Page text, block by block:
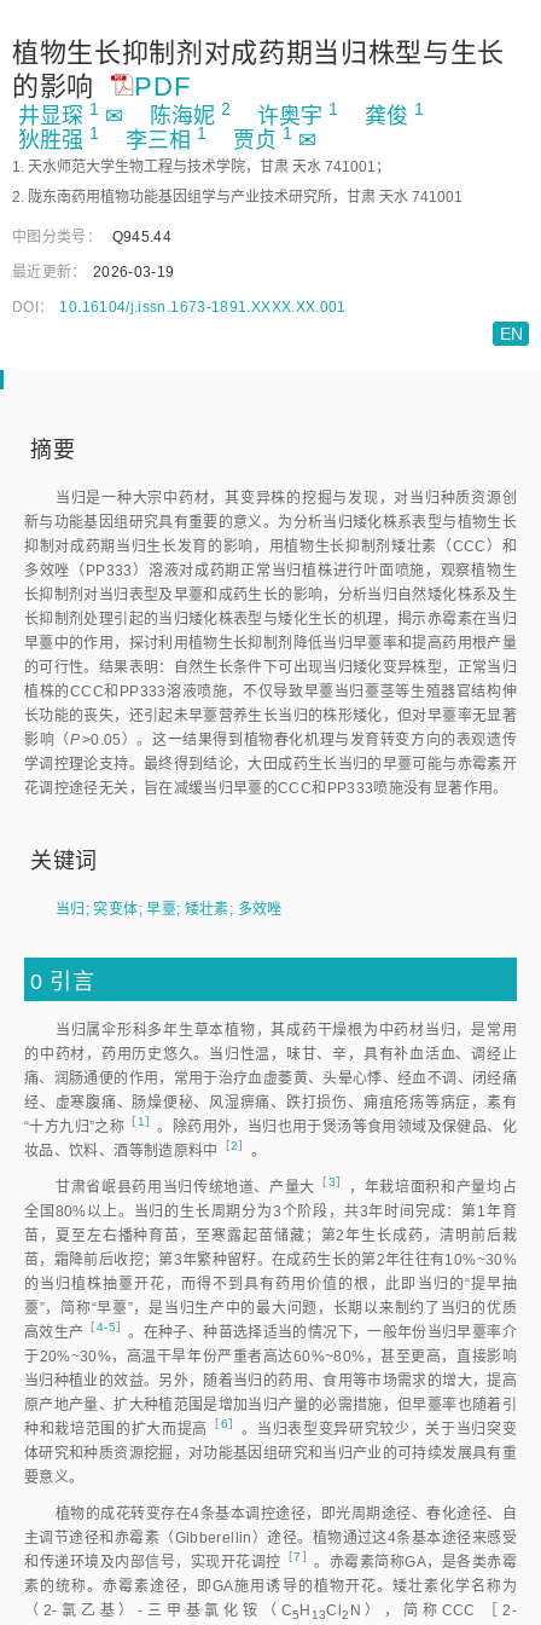
植物生长抑制剂对成药期当归株型与生长
的影响
PDF
井显琛 1 ✉ 陈海妮 2 许奥宇 1 龚俊 1
狄胜强 1 李三相 1 贾贞 1 ✉
1. 天水师范大学生物工程与技术学院，甘肃 天水 741001；
2. 陇东南药用植物功能基因组学与产业技术研究所，甘肃 天水 741001
中图分类号： Q945.44
最近更新： 2026-03-19
DOI： 10.16104/j.issn.1673-1891.XXXX.XX.001
EN
摘要
当归是一种大宗中药材，其变异株的挖掘与发现，对当归种质资源创
新与功能基因组研究具有重要的意义。为分析当归矮化株系表型与植物生长
抑制对成药期当归生长发育的影响，用植物生长抑制剂矮壮素（CCC）和
多效唑（PP333）溶液对成药期正常当归植株进行叶面喷施，观察植物生
长抑制剂对当归表型及早薹和成药生长的影响，分析当归自然矮化株系及生
长抑制剂处理引起的当归矮化株表型与矮化生长的机理，揭示赤霉素在当归
早薹中的作用，探讨利用植物生长抑制剂降低当归早薹率和提高药用根产量
的可行性。结果表明：自然生长条件下可出现当归矮化变异株型，正常当归
植株的CCC和PP333溶液喷施，不仅导致早薹当归薹茎等生殖器官结构伸
长功能的丧失，还引起未早薹营养生长当归的株形矮化，但对早薹率无显著
影响（P>0.05）。这一结果得到植物春化机理与发育转变方向的表观遗传
学调控理论支持。最终得到结论，大田成药生长当归的早薹可能与赤霉素开
花调控途径无关，旨在减缓当归早薹的CCC和PP333喷施没有显著作用。
关键词
当归 ;突变体;早薹; 矮壮素; 多效唑
0 引言
当归属伞形科多年生草本植物，其成药干燥根为中药材当归，是常用
的中药材，药用历史悠久。当归性温，味甘、辛，具有补血活血、调经止
痛、润肠通便的作用，常用于治疗血虚萎黄、头晕心悸、经血不调、闭经痛
经、虚寒腹痛、肠燥便秘、风湿痹痛、跌打损伤、痈疽疮疡等病症，素有
“十方九归”之称 ［ 1］ 。除药用外，当归也用于煲汤等食用领域及保健品、化
妆品、饮料、酒等制造原料中 ［2］ 。
甘肃省岷县药用当归传统地道、产量大 ［3］
，年栽培面积和产量均占
全国80%以上。当归的生长周期分为3个阶段，共3年时间完成：第1年育
苗，夏至左右播种育苗，至寒露起苗储藏；第2年生长成药，清明前后栽
苗，霜降前后收挖；第3年繁种留籽。在成药生长的第2年往往有10%~30%
的当归植株抽薹开花，而得不到具有药用价值的根，此即当归的“提早抽
薹”，简称“早薹”，是当归生产中的最大问题，长期以来制约了当归的优质
高效生产 ［4-5］ 。在种子、种苗选择适当的情况下，一般年份当归早薹率介
于20%~30%，高温干旱年份严重者高达60%~80%，甚至更高，直接影响
当归种植业的效益。另外，随着当归的药用、食用等市场需求的增大，提高
原产地产量、扩大种植范围是增加当归产量的必需措施，但早薹率也随着引
种和栽培范围的扩大而提高 ［6］ 。当归表型变异研究较少，关于当归突变
体研究和种质资源挖掘，对功能基因组研究和当归产业的可持续发展具有重
要意义。
植物的成花转变存在4条基本调控途径，即光周期途径、春化途径、自
主调节途径和赤霉素（Gibberellin）途径。植物通过这4条基本途径来感受
和传递环境及内部信号，实现开花调控 ［7］ 。赤霉素简称GA，是各类赤霉
素的统称。赤霉素途径，即GA施用诱导的植物开花。矮壮素化学名称为
（2-氯乙基）-三甲基氯化铵（C5 H 13Cl2 N），简称CCC ［2-